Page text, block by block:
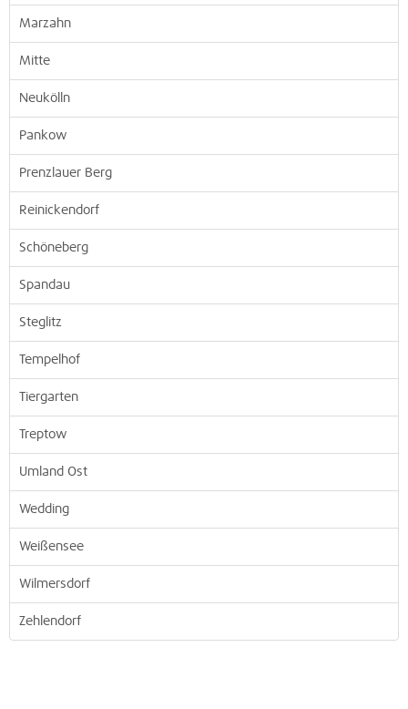
Marzahn
Mitte
Neukölln
Pankow
Prenzlauer Berg
Reinickendorf
Schöneberg
Spandau
Steglitz
Tempelhof
Tiergarten
Treptow
Umland Ost
Wedding
Weißensee
Wilmersdorf
Zehlendorf